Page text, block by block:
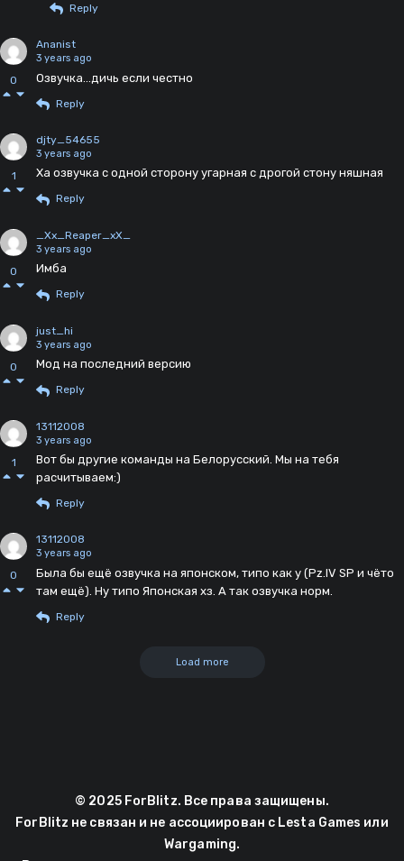
Reply
0
Ananist
3 years ago
Озвучка...дичь если честно
Reply
1
djty_54655
3 years ago
Ха озвучка с одной сторону угарная с дрогой стону няшная
Reply
0
_Xx_Reaper_xX_
3 years ago
Имба
Reply
0
just_hi
3 years ago
Мод на последний версию
Reply
1
13112008
3 years ago
Вот бы другие команды на Белорусский. Мы на тебя
расчитываем:)
Reply
0
13112008
3 years ago
Была бы ещё озвучка на японском, типо как у (Pz.IV SP и чёто
там ещё). Ну типо Японская хз. А так озвучка норм.
Reply
Load more
© 2025 ForBlitz. Все права защищены.
ForBlitz не связан и не ассоциирован с Lesta Games или
Wargaming.